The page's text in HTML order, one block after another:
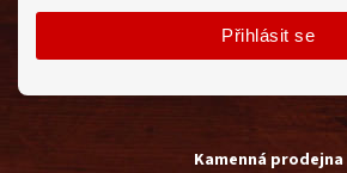
Kamenná prodejna
Přihlásit se